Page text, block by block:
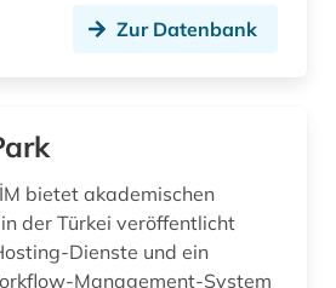
Zur Datenbank
bietet akademischen
der Türkei veröffentlicht
Dienste und ein
Management-System